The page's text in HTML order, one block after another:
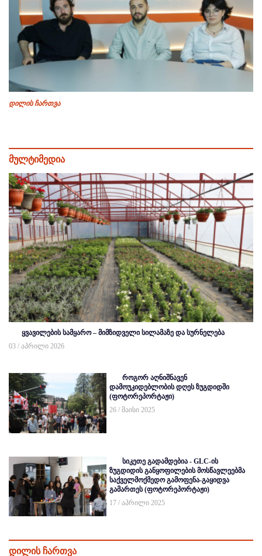
დილის ჩართვა
მულტიმედია
ყვავილების სამყარო – მიმზიდველი სილამაზე და სურნელება
03 / აპრილი 2026
როგორ აღნიშნავენ
დამოუკიდებლობის დღეს ზუგდიდში
(ფოტორეპორტაჟი)
26 / მაისი 2025
სიკეთე გადამდებია - GLC-ის
ზუგდიდის განყოფილების მოსწავლეებმა
საქველმოქმედო გამოფენა-გაყიდვა
გამართეს (ფოტორეპორტაჟი)
17 / აპრილი 2025
დილის ჩართვა